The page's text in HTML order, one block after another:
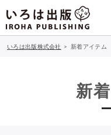
いろは出版株式会社 > 新着アイテム
新